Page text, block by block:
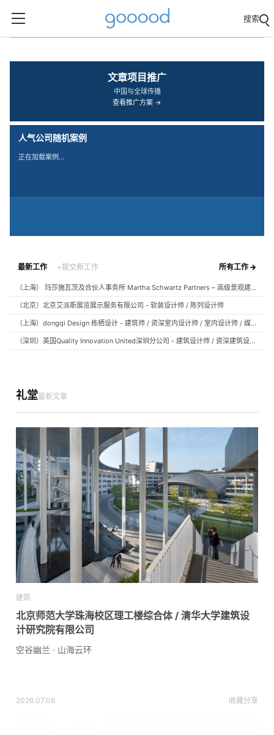
搜索
文章项目推广
中国与全球传播
查看推广方案 →
人气公司随机案例
正在加载案例…
最新工作 +提交新工作 所有工作 →
（上海） 玛莎施瓦茨及合伙人事务所 Martha Schwartz Partners – 高级景观建筑师 Senior Landscape Designer / 景观建筑师 Landscape Designer
（北京）北京艾派斯展览展示服务有限公司 - 软装设计师 / 陈列设计师
（上海）dongqi Design 栋栖设计 - 建筑师 / 资深室内设计师 / 室内设计师 / 媒体及公共关系主管 / 设计实习生（常年招聘）
（深圳）英国Quality Innovation United深圳分公司 - 建筑设计师 / 资深建筑设计师 / 室内设计师 / 设计实习生
礼堂最新文章
建筑
北京师范大学珠海校区理工楼综合体 / 清华大学建筑设
计研究院有限公司
空谷幽兰 · 山海云环
2026.07.08 收藏分享